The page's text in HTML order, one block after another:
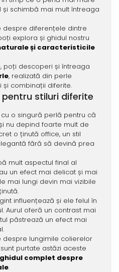
și schimbă mai mult întreaga
despre diferențele dintre
explora și ghidul nostru
și caracteristicile
poți descoperi și întreaga
, realizată din perle
și combinații diferite.
stiluri diferite
o singură perlă pentru că
nu depind foarte mult de
o ținută office, un stil
fără să devină prea
mult aspectul final al
un efect mai delicat și mai
mai lungi devin mai vizibile
influențează și ele felul în
Aurul oferă un contrast mai
păstrează un efect mai
despre lungimile colierelor
purtate astăzi aceste
ghidul complet despre
.